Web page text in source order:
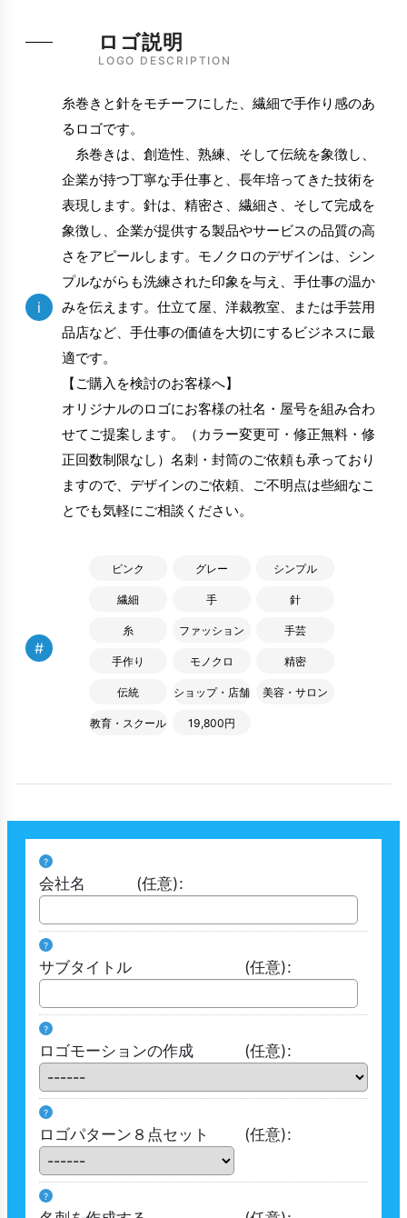
LOGO DESCRIPTION
ロゴ説明
i
糸巻きと針をモチーフにした、繊細で手作り感のあ
るロゴです。
糸巻きは、創造性、熟練、そして伝統を象徴し、
企業が持つ丁寧な手仕事と、長年培ってきた技術を
表現します。針は、精密さ、繊細さ、そして完成を
象徴し、企業が提供する製品やサービスの品質の高
さをアピールします。モノクロのデザインは、シン
プルながらも洗練された印象を与え、手仕事の温か
みを伝えます。仕立て屋、洋裁教室、または手芸用
品店など、手仕事の価値を大切にするビジネスに最
適です。
【ご購入を検討のお客様へ】
オリジナルのロゴにお客様の社名・屋号を組み合わ
せてご提案します。（カラー変更可・修正無料・修
正回数制限なし）名刺・封筒のご依頼も承っており
ますので、デザインのご依頼、ご不明点は些細なこ
とでも気軽にご相談ください。
#
ピンク グレー シンプル
繊細 手 針
糸 ファッション 手芸
手作り モノクロ 精密
伝統 ショップ・店舗 美容・サロン
教育・スクール 19,800円
?
会社名 (任意):
?
サブタイトル (任意):
?
ロゴモーションの作成 (任意):
?
ロゴパターン８点セット (任意):
?